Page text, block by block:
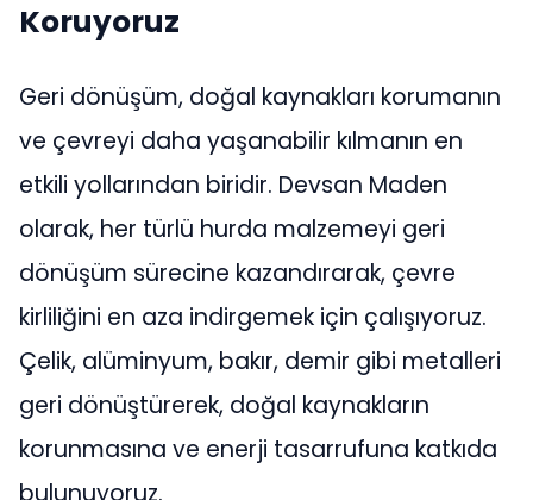
Koruyoruz
Geri dönüşüm, doğal kaynakları korumanın
ve çevreyi daha yaşanabilir kılmanın en
etkili yollarından biridir. Devsan Maden
olarak, her türlü hurda malzemeyi geri
dönüşüm sürecine kazandırarak, çevre
kirliliğini en aza indirgemek için çalışıyoruz.
Çelik, alüminyum, bakır, demir gibi metalleri
geri dönüştürerek, doğal kaynakların
korunmasına ve enerji tasarrufuna katkıda
bulunuyoruz.